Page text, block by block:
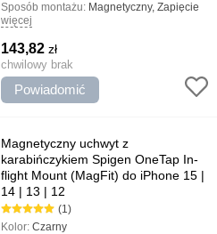
Sposób montażu: Magnetyczny, Zapięcie
na rzep, uniwersalny
uniwersalny
Najważniejsze cechy:
Wytrzymuje obciążenie do 1,5 kg, Klej bez
oznakowania, Łatwa instalacja
więcej
143,82zł
chwilowy brak
Powiadomić
Magnetyczny uchwyt z
karabińczykiem Spigen OneTap In-
flight Mount (MagFit) do iPhone 15 |
14 | 13 | 12
(1)
Kolor:Czarny